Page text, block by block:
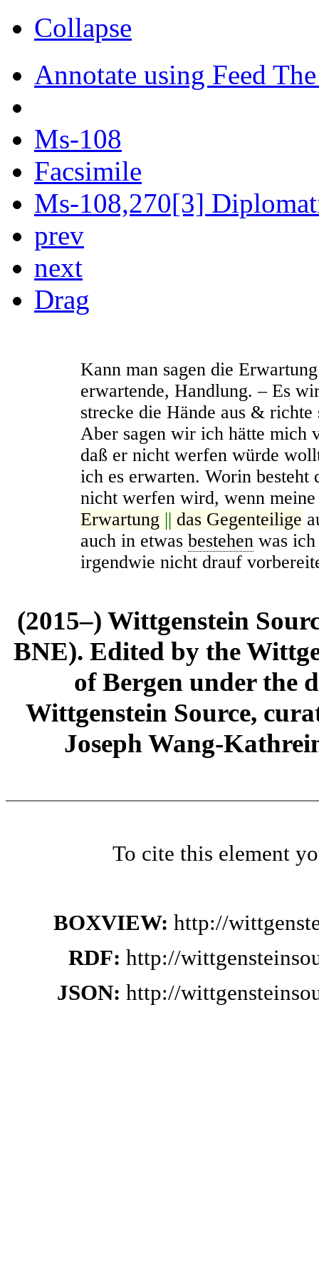
Collapse
Annotate using Feed
Ms-108
Facsimile
Ms-108,270[3]
prev
next
Drag
Kann man sagen die
erwartende, Handlung. – Es
strecke die Hände aus &
Aber sagen wir ich hätte mich
daß er nicht werfen würde
ich es erwarten. Worin besteht
nicht werfen wird, wenn
Erwartung || das Gegenteilige
auch in etwas bestehen was
irgendwie nicht drauf
(2015–) Wittgenstein
BNE). Edited by the
of Bergen under the
Wittgenstein Source,
Joseph Wang-
To cite this element
BOXVIEW: http://
RDF: http://
JSON: http://